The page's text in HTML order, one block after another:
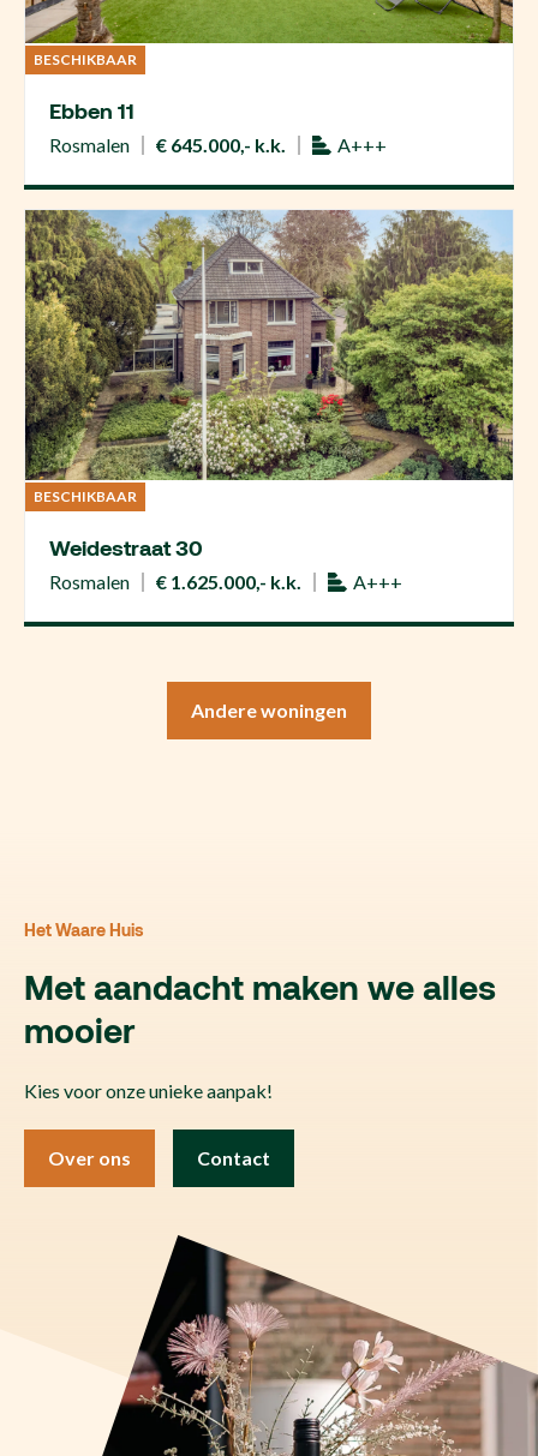
BESCHIKBAAR
Ebben 11
Rosmalen € 645.000,- k.k. A+++
BESCHIKBAAR
Weidestraat 30
Rosmalen € 1.625.000,- k.k. A+++
Andere woningen
Het Waare Huis
Met aandacht maken we alles
mooier
Kies voor onze unieke aanpak!
Over ons Contact